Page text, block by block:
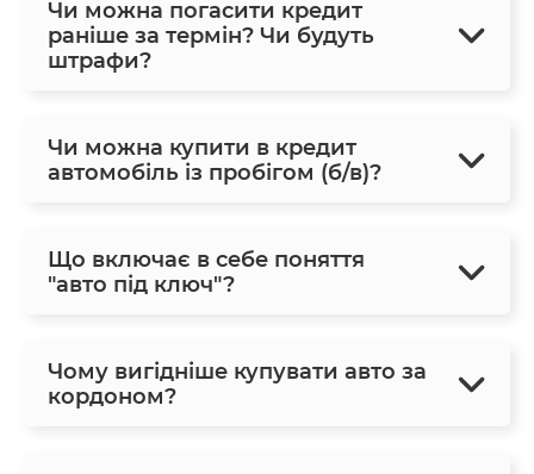
Чи можна погасити кредит
раніше за термін? Чи будуть
штрафи?
Чи можна купити в кредит
автомобіль із пробігом (б/в)?
Що включає в себе поняття
"авто під ключ"?
Чому вигідніше купувати авто за
кордоном?